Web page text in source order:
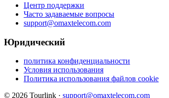
Центр поддержки
Часто задаваемые вопросы
support@omaxtelecom.com
Юридический
политика конфиденциальности
Условия использования
Политика использования файлов cookie
© 2026 Tourlink · support@omaxtelecom.com